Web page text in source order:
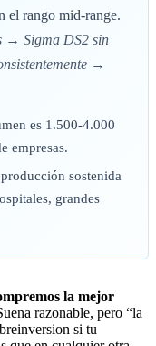
el rango mid-range.
→ Sigma DS2 sin
→
es 1.500-4.000
empresas.
sostenida
grandes
la mejor
razonable, pero “la
si tu